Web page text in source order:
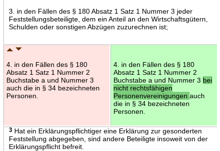
3. in den Fällen des § 180 Absatz 1 Satz 1 Nummer 3 jeder
Feststellungsbeteiligte, dem ein Anteil an den Wirtschaftsgütern,
Schulden oder sonstigen Abzügen zuzurechnen ist;
4. in den Fällen des § 180
Absatz 1 Satz 1 Nummer 2
Buchstabe a und Nummer 3
auch die in § 34 bezeichneten
Personen.
4. in den Fällen des § 180
Absatz 1 Satz 1 Nummer 2
Buchstabe a und Nummer 3 bei
nicht rechtsfähigen
Personenvereinigungen auch
die in § 34 bezeichneten
Personen.
3Hat ein Erklärungspflichtiger eine Erklärung zur gesonderten
Feststellung abgegeben, sind andere Beteiligte insoweit von der
Erklärungspflicht befreit.